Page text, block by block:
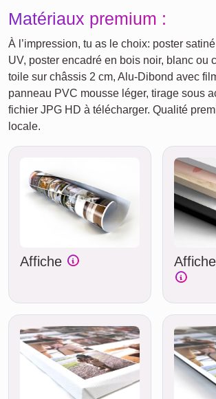
Matériaux premium :
À l’impression, tu as le choix: poster
UV, poster encadré en bois noir, blanc ou
toile sur châssis 2 cm, Alu‑Dibond avec
panneau PVC mousse léger, tirage sous
fichier JPG HD à télécharger. Qualité
locale.
Affiche